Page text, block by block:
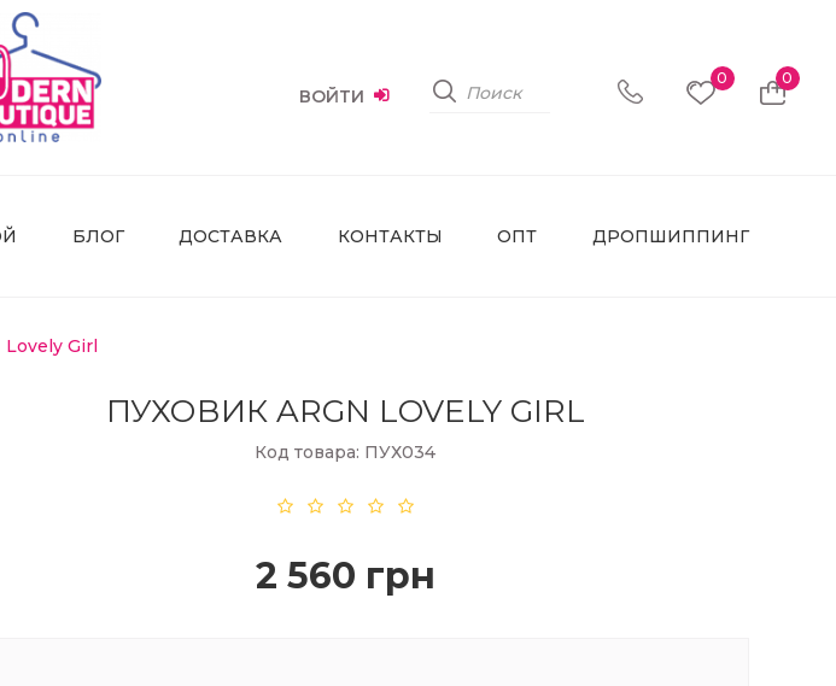
ВОЙТИ
0 0
БЛОГ ДОСТАВКА КОНТАКТЫ ОПТ ДРОПШИППИНГ
Lovely Girl
ПУХОВИК ARGN LOVELY GIRL
Код товара: ПУХ034
2 560 грн